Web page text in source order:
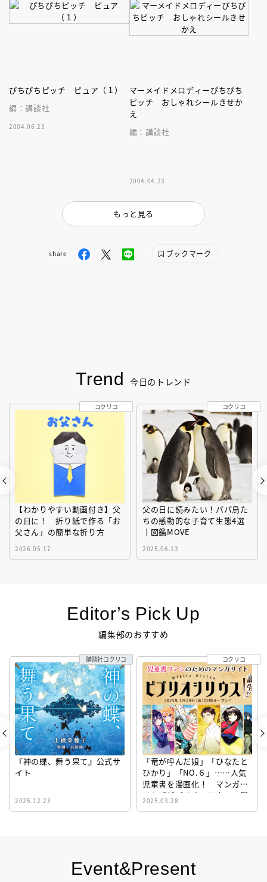
ぴちぴちピッチ ピュア（１）
編：講談社
2004.06.23
マーメイドメロディーぴちぴち
ピッチ おしゃれシールきせか
え
編：講談社
2004.04.23
もっと見る
share ブックマーク
Event&Present
Trend 今日のトレンド
【わかりやすい動画付き】父
の日に！ 折り紙で作る「お
父さん」の簡単な折り方
2026.05.17
コクリコ
父の日に読みたい！パパ鳥た
ちの感動的な子育て生態4選
｜図鑑MOVE
2025.06.13
コクリコ
Editor’s Pick Up
編集部のおすすめ
『神の蝶、舞う果て』公式サ
イト
2025.12.23
講談社コクリコ
「竜が呼んだ娘」「ひなたと
ひかり」「NO.６」……人気
児童書を漫画化！ マンガサ
イト『ビブリオシリウス』誕
生！
2025.03.28
コクリコ